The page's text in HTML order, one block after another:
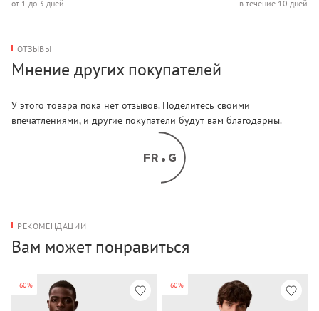
от 1 до 3 дней
в течение 10 дней
ОТЗЫВЫ
Мнение других покупателей
У этого товара пока нет отзывов. Поделитесь своими
впечатлениями, и другие покупатели будут вам благодарны.
РЕКОМЕНДАЦИИ
Вам может понравиться
-60% -60%